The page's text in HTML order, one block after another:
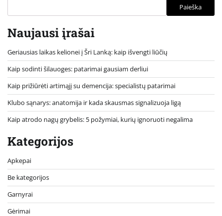
Paieška
Naujausi įrašai
Geriausias laikas kelionei į Šri Lanką: kaip išvengti liūčių
Kaip sodinti šilauoges: patarimai gausiam derliui
Kaip prižiūrėti artimąjį su demencija: specialistų patarimai
Klubo sąnarys: anatomija ir kada skausmas signalizuoja ligą
Kaip atrodo nagų grybelis: 5 požymiai, kurių ignoruoti negalima
Kategorijos
Apkepai
Be kategorijos
Garnyrai
Gėrimai